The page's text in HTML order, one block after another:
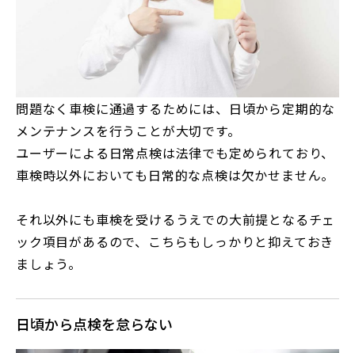
問題なく車検に通過するためには、日頃から定期的な
メンテナンスを行うことが大切です。
ユーザーによる日常点検は法律でも定められており、
車検時以外においても日常的な点検は欠かせません。
それ以外にも車検を受けるうえでの大前提となるチェ
ック項目があるので、こちらもしっかりと抑えておき
ましょう。
日頃から点検を怠らない